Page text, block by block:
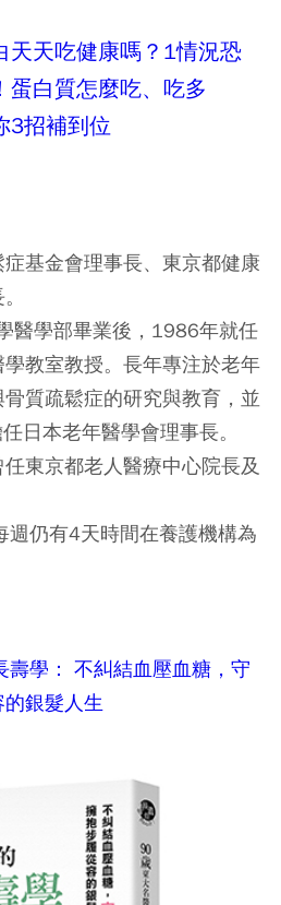
天天吃健康嗎？1情況恐
蛋白質怎麼吃、吃多
3招補到位
基金會理事長、東京都健康
醫學部畢業後，1986年就任
教室教授。長年專注於老年
質疏鬆症的研究與教育，並
日本老年醫學會理事長。
東京都老人醫療中心院長及
週仍有4天時間在養護機構為
學： 不糾結血壓血糖，守
銀髮人生